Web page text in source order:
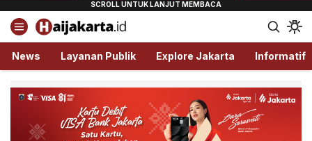
Haijakarta.id
Semua Tentang Jakarta Ada Disini!
News Layanan Publik Explore Jakarta Informatif